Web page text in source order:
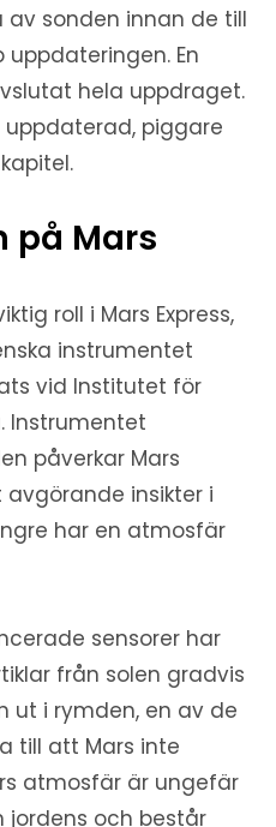
av sonden innan de till
En
hela uppdraget.
piggare
på Mars
roll i Mars Express,
instrumentet
vid Institutet för
Instrumentet
påverkar Mars
insikter i
har en atmosfär
sensorer har
från solen gradvis
ut i rymden, en av de
till att Mars inte
atmosfär är ungefär
jordens och består